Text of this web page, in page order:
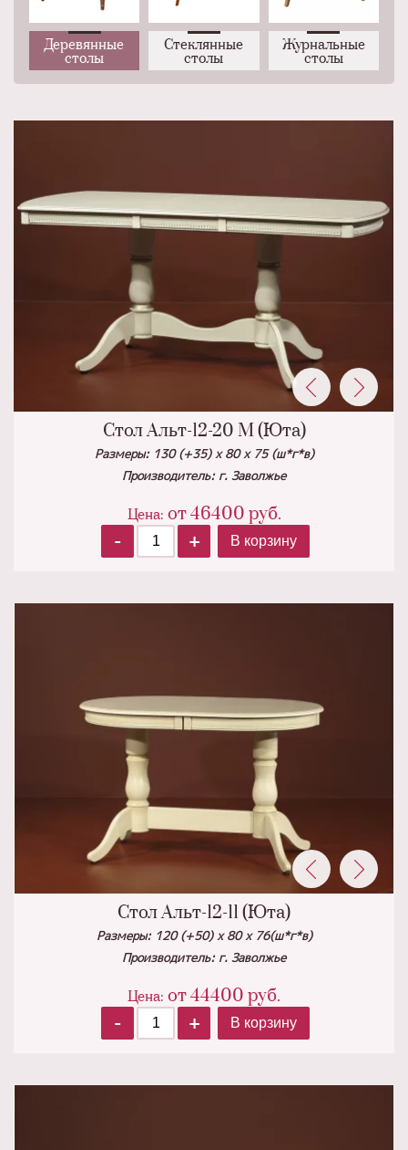
Деревянные
столы
Стеклянные
столы
Журнальные
столы
Стол Альт-12-20 М (Юта)
Размеры: 130 (+35) х 80 х 75 (ш*г*в)
Производитель: г. Заволжье
Цена: от46400 руб.
-
+ В корзину
Стол Альт-12-11 (Юта)
Размеры: 120 (+50) х 80 х 76(ш*г*в)
Производитель: г. Заволжье
Цена: от44400 руб.
-
+ В корзину